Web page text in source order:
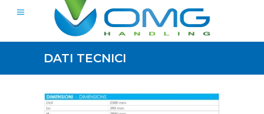
DATI TECNICI